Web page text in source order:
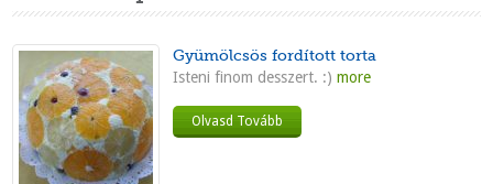
Gyümölcsös fordított torta
Isteni finom desszert. :) more
Olvasd Tovább